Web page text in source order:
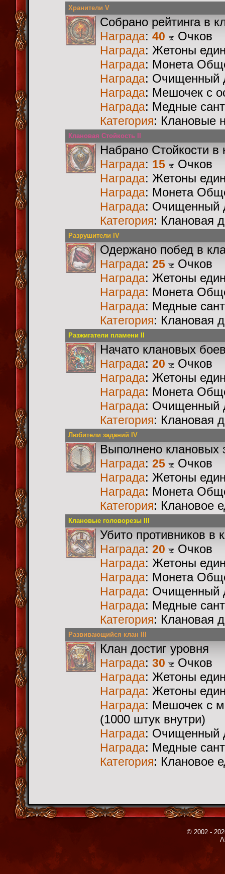
Хранители V
Собрано рейтинга в
Награда: 40 Очков
Награда: Жетоны
Награда: Монета
Награда: Очищенный
Награда: Мешочек с
Награда: Медные
Категория: Клановые
Клановая Стойкость II
Набрано Стойкости в
Награда: 15 Очков
Награда: Жетоны
Награда: Монета
Награда: Очищенный
Категория: Клановая
Разрушители IV
Одержано побед в
Награда: 25 Очков
Награда: Жетоны
Награда: Монета
Награда: Медные
Категория: Клановая
Разжигатели пламени II
Начато клановых
Награда: 20 Очков
Награда: Жетоны
Награда: Монета
Награда: Очищенный
Категория: Клановая
Любители заданий IV
Выполнено клановых
Награда: 25 Очков
Награда: Жетоны
Награда: Монета
Категория: Клановое
Клановые головорезы III
Убито противников в
Награда: 20 Очков
Награда: Жетоны
Награда: Монета
Награда: Очищенный
Награда: Медные
Категория: Клановая
Развивающийся клан III
Клан достиг уровня
Награда: 30 Очков
Награда: Жетоны
Награда: Жетоны
Награда: Мешочек с
(1000 штук внутри)
Награда: Очищенный
Награда: Медные
Категория: Клановое
© 2002 -